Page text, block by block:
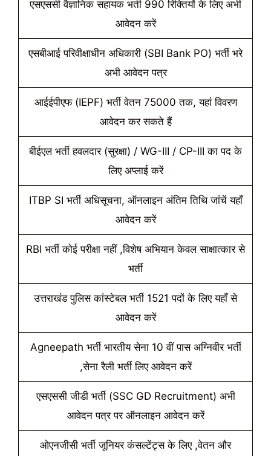
एसएससी वैज्ञानिक सहायक भर्ती 990 रिक्तियों के लिए अभी
आवेदन करें
एसबीआई परिवीक्षाधीन अधिकारी (SBI Bank PO) भर्ती भरे
अभी आवेदन पत्र
आईईपीएफ (IEPF) भर्ती वेतन 75000 तक, यहां विवरण
आवेदन कर सकते हैं
बीईएल भर्ती हवलदार (सुरक्षा) / WG-III / CP-III का पद के
लिए अप्लाई करें
ITBP SI भर्ती अधिसूचना, ऑनलाइन अंतिम तिथि जांचें यहाँ
आवेदन करें
RBI भर्ती कोई परीक्षा नहीं ,विशेष अभियान केवल साक्षात्कार से
भर्ती
उत्तराखंड पुलिस कांस्टेबल भर्ती 1521 पदों के लिए यहाँ से
आवेदन करें
Agneepath भर्ती भारतीय सेना 10 वीं पास अग्निवीर भर्ती
,सेना रैली भर्ती लिए आवेदन करें
एसएससी जीडी भर्ती (SSC GD Recruitment) अभी
आवेदन पत्र पर ऑनलाइन आवेदन करें
ओएनजीसी भर्ती जूनियर कंसल्टेंट्स के लिए ,वेतन और